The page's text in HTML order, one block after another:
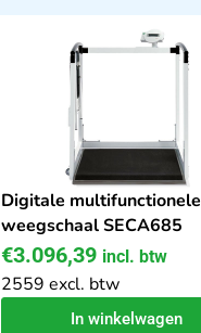
Digitale multifunctionele
weegschaal SECA685
€3.096,39 incl. btw
2559 excl. btw
In winkelwagen